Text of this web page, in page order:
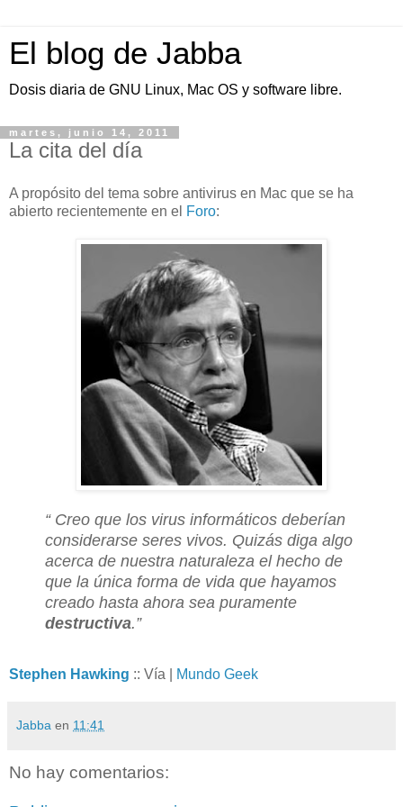
El blog de Jabba
Dosis diaria de GNU Linux, Mac OS y software libre.
martes, junio 14, 2011
La cita del día
A propósito del tema sobre antivirus en Mac que se ha
abierto recientemente en el Foro:
“ Creo que los virus informáticos deberían
considerarse seres vivos. Quizás diga algo
acerca de nuestra naturaleza el hecho de
que la única forma de vida que hayamos
creado hasta ahora sea puramente
destructiva.”
Stephen Hawking :: Vía | Mundo Geek
Jabba en 11:41
No hay comentarios: